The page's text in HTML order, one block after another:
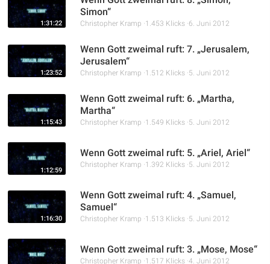
1:31:22
Simon“
Christopher Kramp 1.453 Klicks 6. Juni 2012
1:23:52
Wenn Gott zweimal ruft: 7. „Jerusalem,
Jerusalem“
Christopher Kramp 1.512 Klicks 5. Juni 2012
1:15:43
Wenn Gott zweimal ruft: 6. „Martha,
Martha“
Christopher Kramp 1.549 Klicks 5. Juni 2012
1:12:59
Wenn Gott zweimal ruft: 5. „Ariel, Ariel“
Christopher Kramp 1.392 Klicks 5. Juni 2012
1:16:30
Wenn Gott zweimal ruft: 4. „Samuel,
Samuel“
Christopher Kramp 1.513 Klicks 5. Juni 2012
Wenn Gott zweimal ruft: 3. „Mose, Mose“
Christopher Kramp 1.517 Klicks 4. Juni 2012